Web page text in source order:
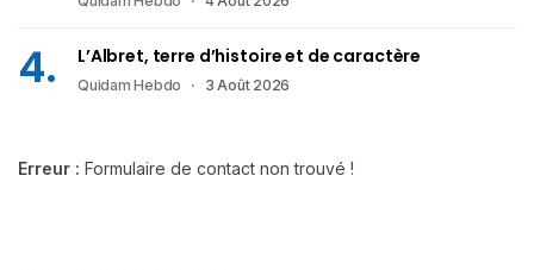
L’Albret, terre d’histoire et de caractère
Quidam Hebdo 3 Août 2026
Erreur : Formulaire de contact non trouvé !